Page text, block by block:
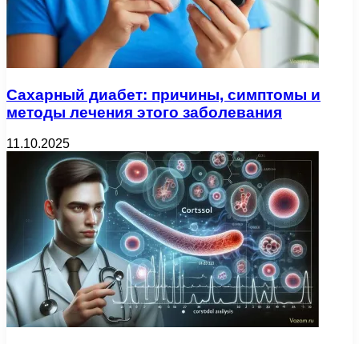
Сахарный диабет: причины, симптомы и
методы лечения этого заболевания
11.10.2025